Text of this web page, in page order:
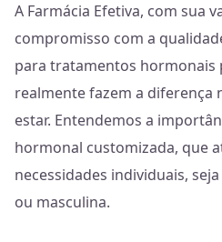
A Farmácia Efetiva, com sua
compromisso com a
para tratamentos hormonais
realmente fazem a diferença
estar. Entendemos a
hormonal customizada, que
necessidades individuais,
ou masculina.